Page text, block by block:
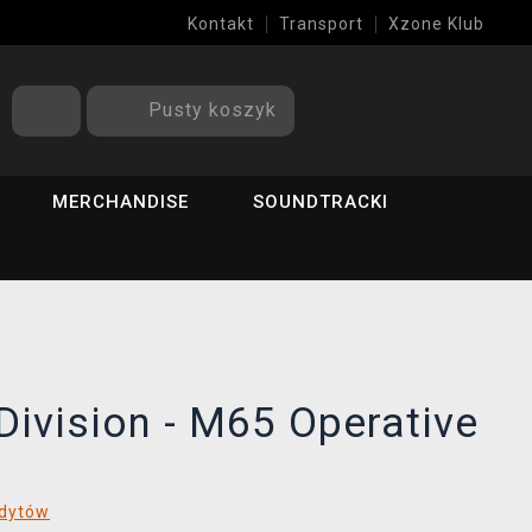
Kontakt Transport Xzone Klub
Pusty koszyk
MERCHANDISE SOUNDTRACKI
- M65 Operative